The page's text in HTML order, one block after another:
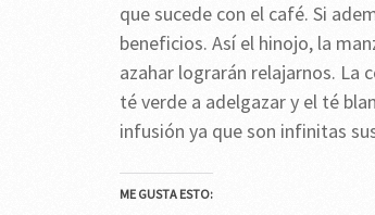
que sucede con el café. Si
beneficios. Así el hinojo, la
azahar lograrán relajarnos. La
té verde a adelgazar y el té
infusión ya que son infinitas
ME GUSTA ESTO: